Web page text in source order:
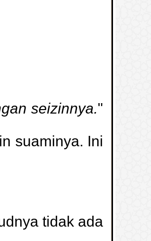
seizinnya."
suaminya. Ini
tidak ada